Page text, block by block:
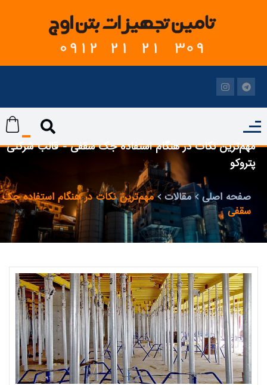
مهم‌ترین نکات در هنگام استفاده جک سقفی - قالب شرکتی
پتروکو
صفحه اصلی مقالات
مهم‌ترین نکات در هنگام استفاده جک
سقفی